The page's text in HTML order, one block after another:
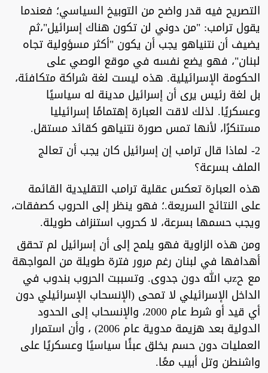
التصريح فيه قدر واضح من التوبيخ السياسي؛ فعندما
يقول ترامب: "من دوني لن تكون هناك إسرائيل"،ثم
يضيف أن نتنياهو يجب أن يكون "أكثر مسؤولية تجاه
لبنان"، فهو يضع نفسه في موقع الوصي على
الحكومة الإسرائيلية. هذه ليست لغة شراكة متكافئة،
بل لغة رئيس يرى أن إسرائيل مدينة له سياسيًا
وعسكريًا. لذلك لاقت العبارة إهتمامًا إسرائيليا
مستنكرًا، لأنها تمس صورة نتنياهو كقائد مستقل.
2- لماذا قال ترامب إن إسرائيل كان يجب أن تعالج
الملف بسرعة؟
هذه العبارة تعكس عقلية ترامب التقليدية القائمة
على النتائج السريعة.؛ فهو ينظر إلى الحروب كصفقات،
ويجب حسمها بسرعة، لا كحروب استنزاف طويلة.
ومن هذه الزاوية فهو يلمح إلى أن إسرائيل لم تحقق
أهدافها في لبنان رغم مرور فترة طويلة من المواجهة
مع حzب الله دون جدوى. وتسببت الحروب بندوب في
الداخل الإسرائيلي لا تمحى (الإنسحاب الإسرائيلي دون
أي قيد أو شرط عام 2000، والإنسحاب إلى الحدود
الدولية بعد هزيمة مدوية عام 2006) ، وأن استمرار
العمليات دون حسم يخلق عبئًا سياسيًا وعسكريًا على
واشنطن وتل أبيب معًا.